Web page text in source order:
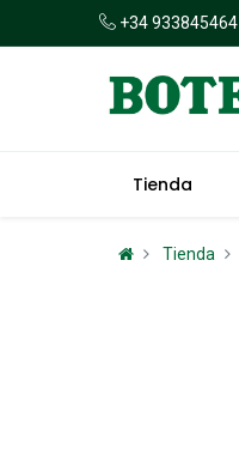
+34 933845464
Tienda
Tienda